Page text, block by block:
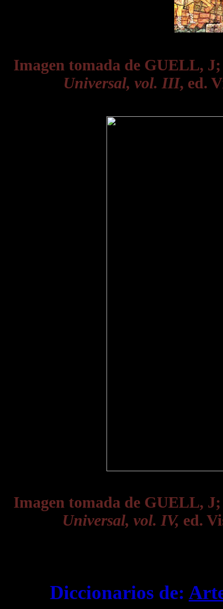
Imagen tomada de GUELL,
Universal, vol. III, ed.
Imagen tomada de GUELL,
Universal, vol. IV, ed.
Diccionarios de: